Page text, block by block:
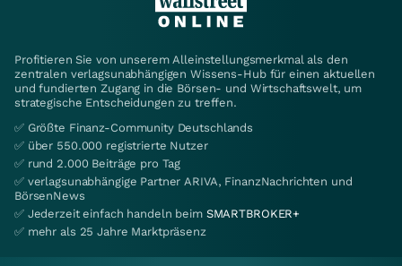
Profitieren Sie von unserem Alleinstellungsmerkmal als den
zentralen verlagsunabhängigen Wissens-Hub für einen aktuellen
und fundierten Zugang in die Börsen- und Wirtschaftswelt, um
strategische Entscheidungen zu treffen.
✅ Größte Finanz-Community Deutschlands
✅ über 550.000 registrierte Nutzer
✅ rund 2.000 Beiträge pro Tag
✅ verlagsunabhängige Partner ARIVA, FinanzNachrichten und
BörsenNews
✅ Jederzeit einfach handeln beim SMARTBROKER+
✅ mehr als 25 Jahre Marktpräsenz